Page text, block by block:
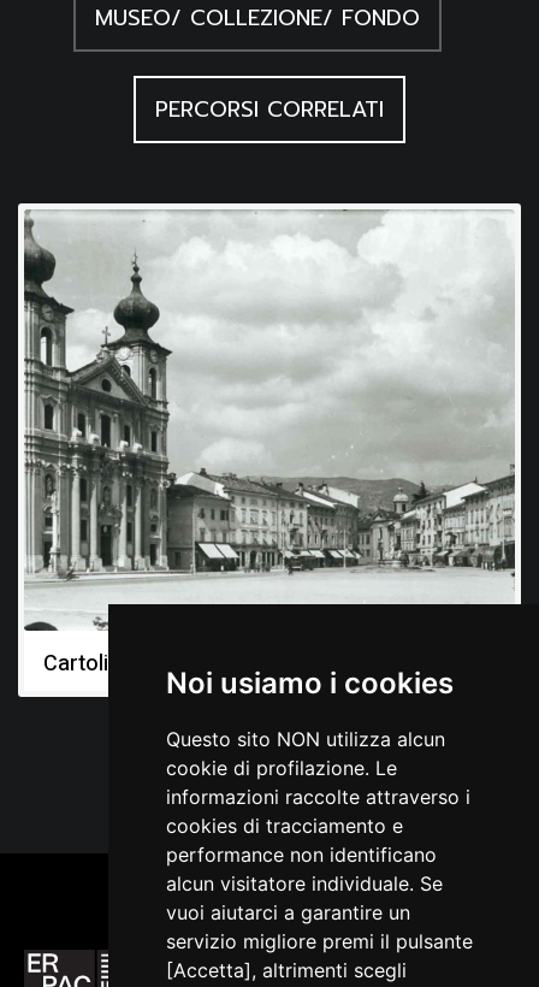
Noi usiamo i cookies
Questo sito NON utilizza alcun
cookie di profilazione. Le
informazioni raccolte attraverso i
cookies di tracciamento e
performance non identificano
alcun visitatore individuale. Se
vuoi aiutarci a garantire un
servizio migliore premi il pulsante
[Accetta], altrimenti scegli
MUSEO/ COLLEZIONE/ FONDO
PERCORSI CORRELATI
Cartoline dal territorio